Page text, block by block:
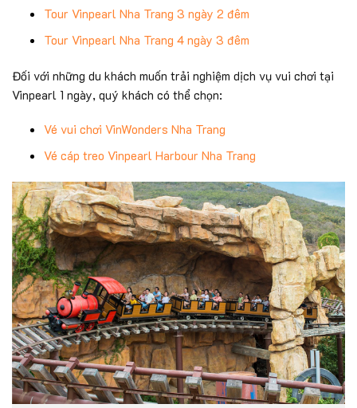
Tour Vinpearl Nha Trang 3 ngày 2 đêm
Tour Vinpearl Nha Trang 4 ngày 3 đêm
Đối với những du khách muốn trải nghiệm dịch vụ vui chơi tại
Vinpearl 1 ngày, quý khách có thể chọn:
Vé vui chơi VinWonders Nha Trang
Vé cáp treo Vinpearl Harbour Nha Trang